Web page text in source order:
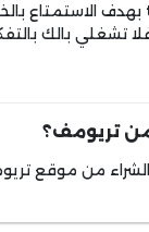
بهدف الاستمتاع
تشغلي بالك
تريومف؟
من موقع